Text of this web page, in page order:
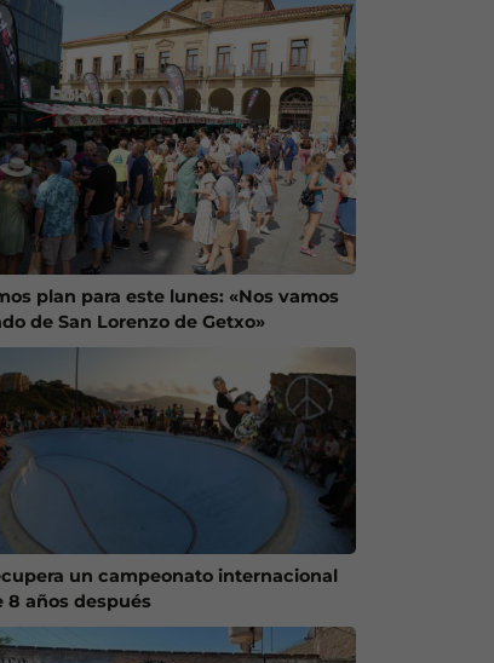
plan para este lunes: «Nos vamos
de San Lorenzo de Getxo»
un campeonato internacional
8 años después